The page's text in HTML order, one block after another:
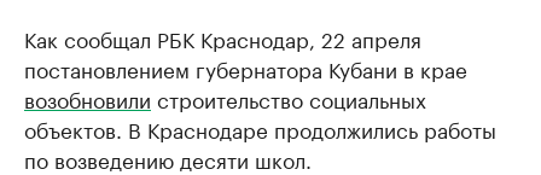
Как сообщал РБК Краснодар, 22 апреля
постановлением губернатора Кубани в крае
возобновили строительство социальных
объектов. В Краснодаре продолжились работы
по возведению десяти школ.